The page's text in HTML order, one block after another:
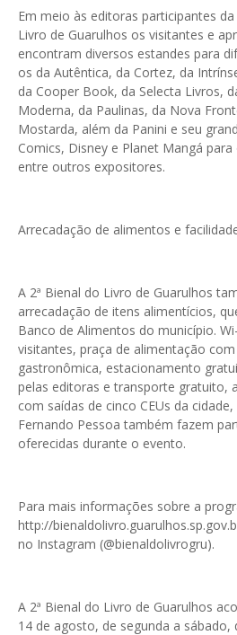
Em meio às editoras participantes
Livro de Guarulhos os visitantes e
encontram diversos estandes para
os da Autêntica, da Cortez, da
da Cooper Book, da Selecta Livros,
Moderna, da Paulinas, da Nova
Mostarda, além da Panini e seu
Comics, Disney e Planet Mangá
entre outros expositores.
Arrecadação de alimentos e
A 2ª Bienal do Livro de Guarulhos
arrecadação de itens alimentícios,
Banco de Alimentos do município.
visitantes, praça de alimentação
gastronômica, estacionamento
pelas editoras e transporte gratuito,
com saídas de cinco CEUs da
Fernando Pessoa também fazem
oferecidas durante o evento.
Para mais informações sobre a
http://
no Instagram (@bienaldolivrogru).
A 2ª Bienal do Livro de Guarulhos
14 de agosto, de segunda a sábado,